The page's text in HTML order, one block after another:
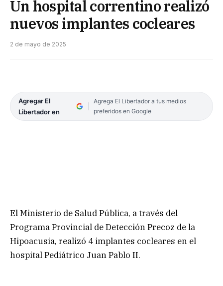
Un hospital correntino realizó
nuevos implantes cocleares
2 de mayo de 2025
Agregar El
Libertador en
Agrega El Libertador a tus medios
preferidos en Google
El Ministerio de Salud Pública, a través del
Programa Provincial de Detección Precoz de la
Hipoacusia, realizó 4 implantes cocleares en el
hospital Pediátrico Juan Pablo II.